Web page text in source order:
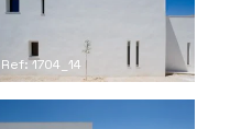
Ref: 1704_14